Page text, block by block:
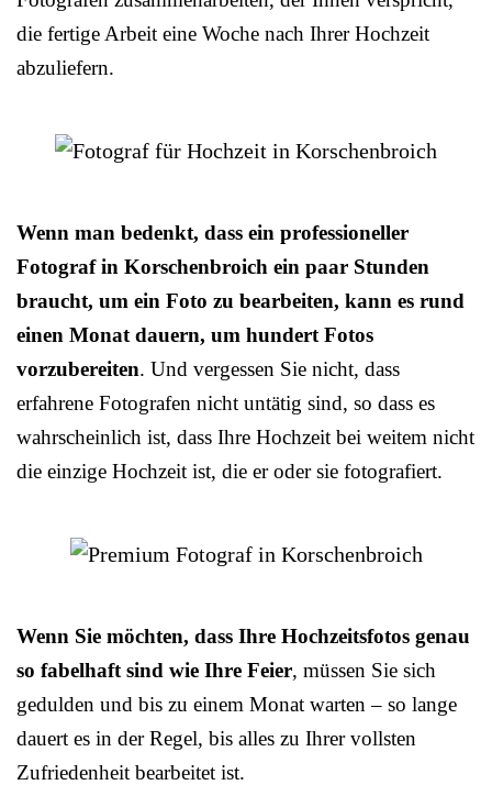
die fertige Arbeit eine Woche nach Ihrer Hochzeit
abzuliefern.
Wenn man bedenkt, dass ein professioneller
Fotograf in Korschenbroich ein paar Stunden
braucht, um ein Foto zu bearbeiten, kann es rund
einen Monat dauern, um hundert Fotos
vorzubereiten. Und vergessen Sie nicht, dass
erfahrene Fotografen nicht untätig sind, so dass es
wahrscheinlich ist, dass Ihre Hochzeit bei weitem nicht
die einzige Hochzeit ist, die er oder sie fotografiert.
Wenn Sie möchten, dass Ihre Hochzeitsfotos genau
so fabelhaft sind wie Ihre Feier, müssen Sie sich
gedulden und bis zu einem Monat warten – so lange
dauert es in der Regel, bis alles zu Ihrer vollsten
Zufriedenheit bearbeitet ist.